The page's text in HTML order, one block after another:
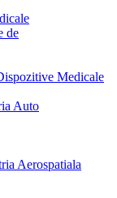
de
Medicale
Auto
Aerospatiala